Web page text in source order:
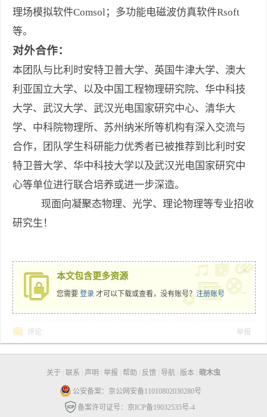
理场模拟软件Comsol；多功能电磁波仿真软件Rsoft
等。
对外合作：
本团队与比利时安特卫普大学、英国牛津大学、澳大
利亚国立大学、以及中国工程物理研究院、华中科技
大学、武汉大学、武汉光电国家研究中心、清华大
学、中科院物理所、苏州纳米所等机构有深入交流与
合作，团队学生科研能力优秀者已被推荐到比利时安
特卫普大学、华中科技大学以及武汉光电国家研究中
心等单位进行联合培养或进一步深造。
现面向凝聚态物理、光学、理论物理等专业招收
研究生！
本文包含更多资源
您需要 登录 才可以下载或查看，没有账号？ 注册账号
x
评论 举报
关于 联系 声明 举报 帮助 反馈 导航 版本 晓木虫
公安备案：京公网安备11010802030280号
备案许可证号：京ICP备19032535号-4